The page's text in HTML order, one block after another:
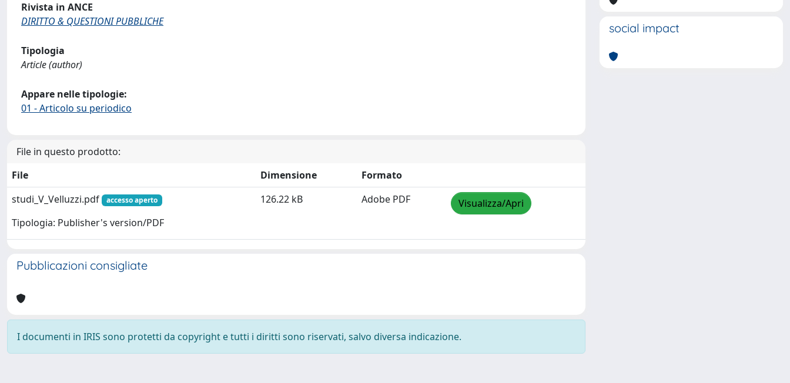
Rivista in ANCE
DIRITTO & QUESTIONI PUBBLICHE
Tipologia
Article (author)
Appare nelle tipologie:
01 - Articolo su periodico
File in questo prodotto:
File
Dimensione
Formato
studi_V_Velluzzi.pdf
accesso aperto
Tipologia: Publisher's version/PDF
126.22 kB Adobe PDF Visualizza/Apri
Pubblicazioni consigliate
I documenti in IRIS sono protetti da copyright e tutti i diritti sono riservati, salvo diversa indicazione.
social impact